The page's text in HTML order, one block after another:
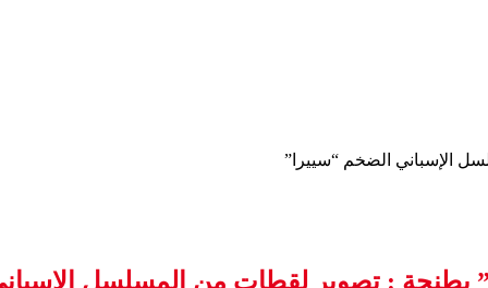
الإسباني الضخم “سييرا”
بطنجة : تصوير لقطات من المسلسل